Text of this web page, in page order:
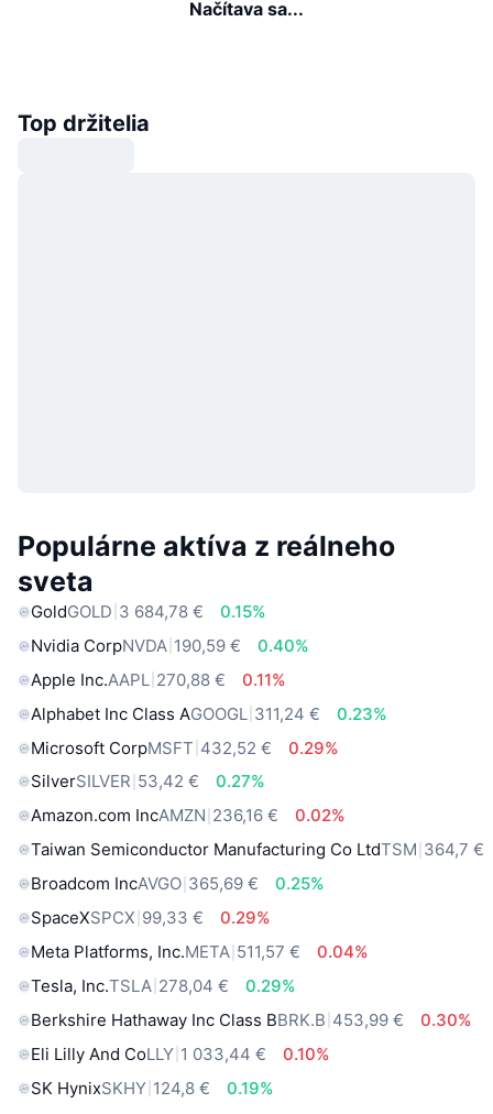
Načítava sa...
Top držitelia
Populárne aktíva z reálneho
sveta
GoldGOLD 3 684,78 €
0.15%
Nvidia CorpNVDA 190,59 €
0.40%
Apple Inc.AAPL 270,88 €
0.11%
Alphabet Inc Class AGOOGL 311,24 €
0.23%
Microsoft CorpMSFT 432,52 €
0.29%
SilverSILVER 53,42 €
0.27%
Amazon.com IncAMZN 236,16 €
0.02%
Taiwan Semiconductor Manufacturing Co LtdTSM 364,7 €
Broadcom IncAVGO 365,69 €
0.25%
SpaceXSPCX 99,33 €
0.29%
Meta Platforms, Inc.META 511,57 €
0.04%
Tesla, Inc.TSLA 278,04 €
0.29%
Berkshire Hathaway Inc Class BBRK.B 453,99 €
0.30%
Eli Lilly And CoLLY 1 033,44 €
0.10%
SK HynixSKHY 124,8 €
0.19%